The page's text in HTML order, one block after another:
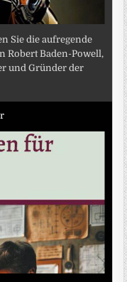
Sie die aufregende
Robert Baden-Powell,
und Gründer der